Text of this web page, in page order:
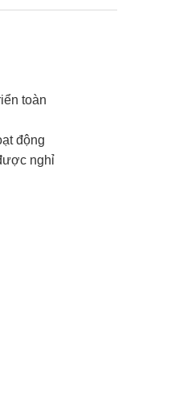
toàn
động
nghỉ